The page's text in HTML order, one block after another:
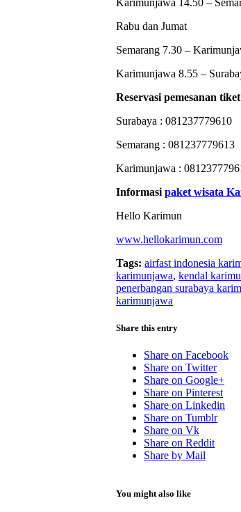
Rabu dan Jumat
Semarang 7.30 –
Karimunjawa 8.55 –
Reservasi pemesanan
Surabaya : 081237779610
Semarang : 081237779613
Karimunjawa :
Informasi paket wisata
Hello Karimun
www.hellokarimun.com
Tags: airfast indonesia
karimunjawa, kendal
penerbangan surabaya
karimunjawa
Share this entry
Share on Facebook
Share on Twitter
Share on Google+
Share on Pinterest
Share on Linkedin
Share on Tumblr
Share on Vk
Share on Reddit
Share by Mail
You might also like